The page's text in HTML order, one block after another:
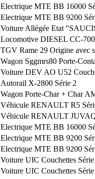
Electrique MTE BB 16000
Electrique MTE BB 9200
Voiture Allégée Etat
Locomotive DIESEL CC-
TGV Rame 29 Origine avec
Wagon Sggmrs80 Porte-
Voiture DEV AO U52
Autorail X-2800 Série 2
Wagon Porte-Char + Char
Véhicule RENAULT R5
Véhicule RENAULT
Electrique MTE BB 16000
Electrique MTE BB 9200
Electrique MTE BB 9200
Voiture UIC Couchettes Série
Voiture UIC Couchettes Série